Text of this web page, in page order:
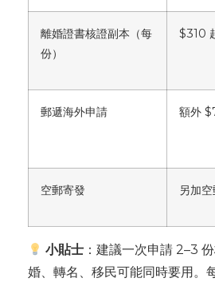
離婚證書核證副本（每
份）
$310
郵遞海外申請 額外
空郵寄發 另加
小貼士 ：建議一次申請 2–3
婚、轉名、移民可能同時要用。